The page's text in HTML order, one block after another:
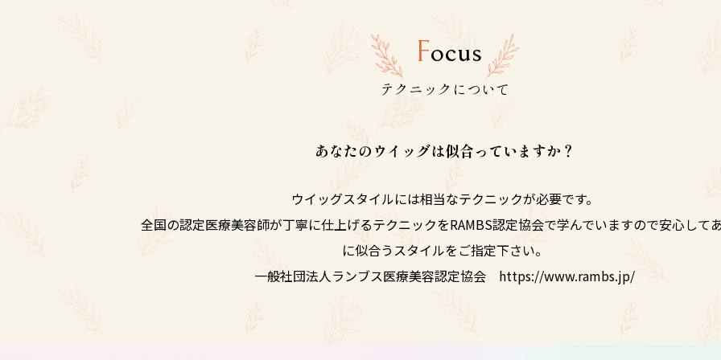
Focus
テクニックについて
あなたのウイッグは似合っていますか？
ウイッグスタイルには相当なテクニックが必要です。
全国の認定医療美容師が丁寧に仕上げるテクニックをRAMBS認定協会で学んでいますので安心して
に似合うスタイルをご指定下さい。
一般社団法人ランブス医療美容認定協会 https://www.rambs.jp/